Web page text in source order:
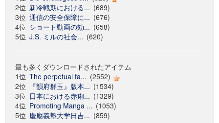
2位 新冷戦期における... (689)
3位 通信の安全保障に... (676)
4位 ショート動画の効... (658)
5位 J.S. ミルの社会... (620)
最も多くダウンロードされたアイテム
1位 The perpetual fa... (2552)
2位
『韻府群玉』版本... (1534)
3位 日本における赤痢... (1329)
4位 Promoting Manga ... (1053)
5位 慶應義塾大学日吉... (859)